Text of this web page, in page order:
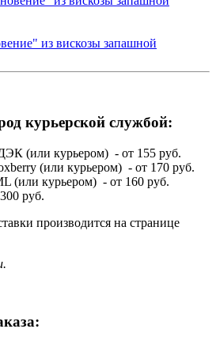
из вискозы запашной
курьерской службой:
(или курьером) - от 155 руб.
(или курьером) - от 170 руб.
(или курьером) - от 160 руб.
руб.
производится на странице